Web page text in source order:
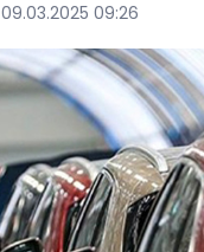
09.03.2025 09:26